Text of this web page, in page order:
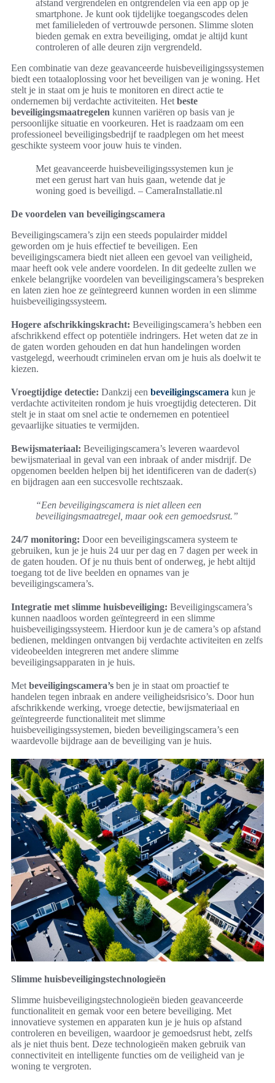
afstand vergrendelen en ontgrendelen via een app op je
smartphone. Je kunt ook tijdelijke toegangscodes delen
met familieleden of vertrouwde personen. Slimme sloten
bieden gemak en extra beveiliging, omdat je altijd kunt
controleren of alle deuren zijn vergrendeld.
Een combinatie van deze geavanceerde huisbeveiligingssystemen
biedt een totaaloplossing voor het beveiligen van je woning. Het
stelt je in staat om je huis te monitoren en direct actie te
ondernemen bij verdachte activiteiten. Het beste
beveiligingsmaatregelen kunnen variëren op basis van je
persoonlijke situatie en voorkeuren. Het is raadzaam om een
professioneel beveiligingsbedrijf te raadplegen om het meest
geschikte systeem voor jouw huis te vinden.
Met geavanceerde huisbeveiligingssystemen kun je
met een gerust hart van huis gaan, wetende dat je
woning goed is beveiligd. – CameraInstallatie.nl
De voordelen van beveiligingscamera
Beveiligingscamera’s zijn een steeds populairder middel
geworden om je huis effectief te beveiligen. Een
beveiligingscamera biedt niet alleen een gevoel van veiligheid,
maar heeft ook vele andere voordelen. In dit gedeelte zullen we
enkele belangrijke voordelen van beveiligingscamera’s bespreken
en laten zien hoe ze geïntegreerd kunnen worden in een slimme
huisbeveiligingssysteem.
Hogere afschrikkingskracht: Beveiligingscamera’s hebben een
afschrikkend effect op potentiële indringers. Het weten dat ze in
de gaten worden gehouden en dat hun handelingen worden
vastgelegd, weerhoudt criminelen ervan om je huis als doelwit te
kiezen.
Vroegtijdige detectie: Dankzij een beveiligingscamera kun je
verdachte activiteiten rondom je huis vroegtijdig detecteren. Dit
stelt je in staat om snel actie te ondernemen en potentieel
gevaarlijke situaties te vermijden.
Bewijsmateriaal: Beveiligingscamera’s leveren waardevol
bewijsmateriaal in geval van een inbraak of ander misdrijf. De
opgenomen beelden helpen bij het identificeren van de dader(s)
en bijdragen aan een succesvolle rechtszaak.
“Een beveiligingscamera is niet alleen een
beveiligingsmaatregel, maar ook een gemoedsrust.”
24/7 monitoring: Door een beveiligingscamera systeem te
gebruiken, kun je je huis 24 uur per dag en 7 dagen per week in
de gaten houden. Of je nu thuis bent of onderweg, je hebt altijd
toegang tot de live beelden en opnames van je
beveiligingscamera’s.
Integratie met slimme huisbeveiliging: Beveiligingscamera’s
kunnen naadloos worden geïntegreerd in een slimme
huisbeveiligingssysteem. Hierdoor kun je de camera’s op afstand
bedienen, meldingen ontvangen bij verdachte activiteiten en zelfs
videobeelden integreren met andere slimme
beveiligingsapparaten in je huis.
Met beveiligingscamera’s ben je in staat om proactief te
handelen tegen inbraak en andere veiligheidsrisico’s. Door hun
afschrikkende werking, vroege detectie, bewijsmateriaal en
geïntegreerde functionaliteit met slimme
huisbeveiligingssystemen, bieden beveiligingscamera’s een
waardevolle bijdrage aan de beveiliging van je huis.
Slimme huisbeveiligingstechnologieën
Slimme huisbeveiligingstechnologieën bieden geavanceerde
functionaliteit en gemak voor een betere beveiliging. Met
innovatieve systemen en apparaten kun je je huis op afstand
controleren en beveiligen, waardoor je gemoedsrust hebt, zelfs
als je niet thuis bent. Deze technologieën maken gebruik van
connectiviteit en intelligente functies om de veiligheid van je
woning te vergroten.